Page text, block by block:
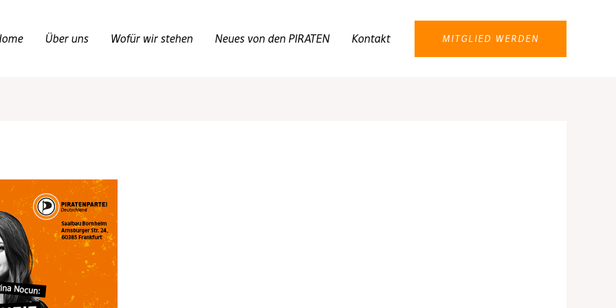
Über uns Wofür wir stehen Neues von den PIRATEN Kontakt MITGLIED WERDEN